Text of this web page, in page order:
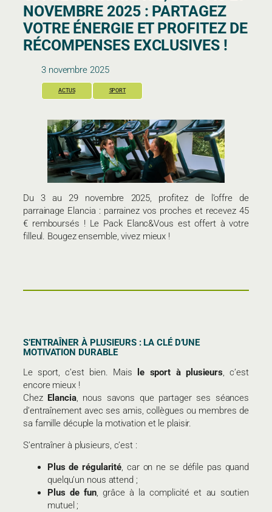
NOVEMBRE 2025 : PARTAGEZ
VOTRE ÉNERGIE ET PROFITEZ DE
RÉCOMPENSES EXCLUSIVES !
3 novembre 2025
ACTUS SPORT
Du 3 au 29 novembre 2025, profitez de l’offre de
parrainage Elancia : parrainez vos proches et recevez 45
€ remboursés ! Le Pack Elanc&Vous est offert à votre
filleul. Bougez ensemble, vivez mieux !
S’ENTRAÎNER À PLUSIEURS : LA CLÉ D’UNE
MOTIVATION DURABLE
Le sport, c’est bien. Mais
le sport à plusieurs, c’est
encore mieux !
Chez Elancia, nous savons que partager ses séances
d’entraînement avec ses amis, collègues ou membres de
sa famille décuple la motivation et le plaisir.
S’entraîner à plusieurs, c’est :
Plus de régularité, car on ne se défile pas quand
quelqu’un nous attend ;
Plus de fun, grâce à la complicité et au soutien
mutuel ;